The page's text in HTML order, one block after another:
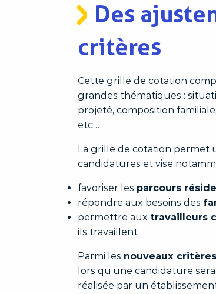
Des
critères
Cette grille de cotation
grandes thématiques :
projeté, composition
etc…
La grille de cotation permet
candidatures et vise
favoriser les parcours
répondre aux besoins des
permettre aux travailleurs
ils travaillent
Parmi les nouveaux critères
lors qu’une candidature
réalisée par un